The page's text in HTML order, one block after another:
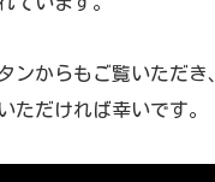
ンからもご覧いただき
ただければ幸いです。